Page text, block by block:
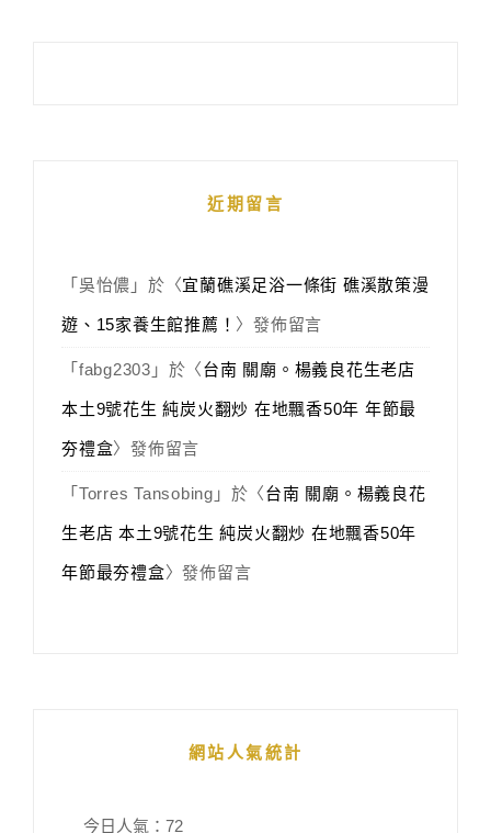
近期留言
「 吳怡儂 」於〈宜蘭礁溪足浴一條街 礁溪散策漫
遊、15家養生館推薦！ 〉發佈留言
「 fabg2303 」於〈台南 關廟。楊義良花生老店
本土9號花生 純炭火翻炒 在地飄香50年 年節最
夯禮盒〉發佈留言
「 Torres Tansobing 」於〈台南 關廟。楊義良花
生老店 本土9號花生 純炭火翻炒 在地飄香50年
年節最夯禮盒〉發佈留言
網站人氣統計
今日人氣： 72